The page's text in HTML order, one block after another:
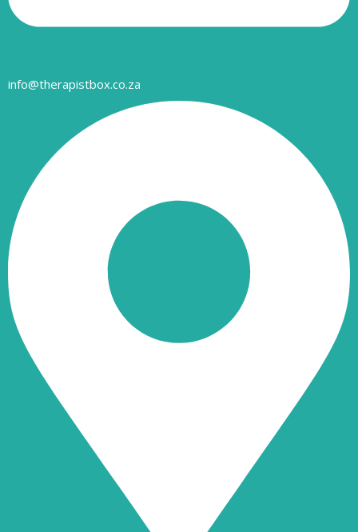
info@therapistbox.co.za